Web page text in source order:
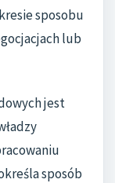
sposobu
lub
jest
sposób